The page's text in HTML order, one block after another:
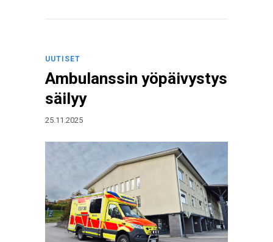
UUTISET
Ambulanssin yöpäivystys
säilyy
25.11.2025